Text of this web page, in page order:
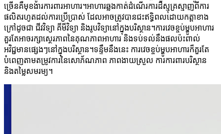
ច្រើនគឺមុខងារការពារអាហារ។អាហារឆ្លងកាត់ដំណើរការដ៏ស្មុគ្រស្មាញពីការ
ផលិតរហូតដល់ការប្រើប្រាស់ ដែលអាចត្រូវបានជះឥទ្ធិពលដោយកត្តាខាង
ក្រៅដូចជា ជីវវិទ្យា គីមីវិទ្យា និងរូបវិទ្យានៅក្នុងបរិស្ថាន។ការវេចខ្ចប់ម្ហូបអាហារ
គួរតែអាចរក្សាស្ថេរភាពនៃគុណភាពអាហារ និងទប់ទល់នឹងផលប៉ះពាល់
អវិជ្ជមានផ្សេងៗនៅក្នុងបរិស្ថាន។ទន្ទឹមនឹងនេះ ការវេចខ្ចប់ម្ហូបអាហារក៏គួរតែ
បំពេញតាមតម្រូវការនៃសោភ័ណភាព ភាពងាយស្រួល ការការពារបរិស្ថាន
និងតម្លៃសមរម្យ។